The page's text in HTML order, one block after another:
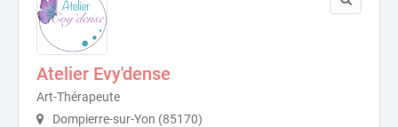
Atelier Evy'dense
Art-Thérapeute
Dompierre-sur-Yon (85170)